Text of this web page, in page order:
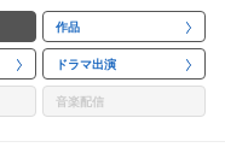
作品
ドラマ出演
音楽配信